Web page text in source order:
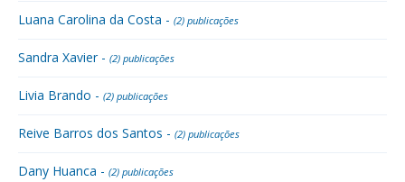
Luana Carolina da Costa - (2) publicações
Sandra Xavier - (2) publicações
Livia Brando - (2) publicações
Reive Barros dos Santos - (2) publicações
Dany Huanca - (2) publicações